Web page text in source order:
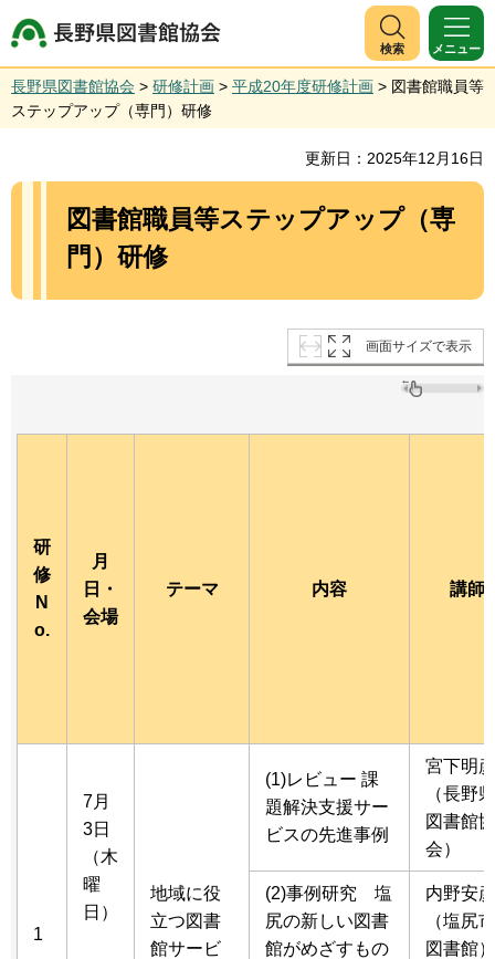
長野県図書館協会
検索 メニュー
長野県図書館協会 > 研修計画 > 平成20年度研修計画 > 図書館職員等
ステップアップ（専門）研修
更新日：2025年12月16日
図書館職員等ステップアップ（専
門）研修
画面サイズで表示
研
修
N
o.
月
日・
会場
テーマ 内容 講師
1
7月
3日
（木
曜
日）
地域に役
立つ図書
館サービ
(1)レビュー 課
題解決支援サー
ビスの先進事例
宮下明彦
（長野県
図書館協
会）
(2)事例研究 塩
尻の新しい図書
館がめざすもの
内野安彦
（塩尻市
図書館）